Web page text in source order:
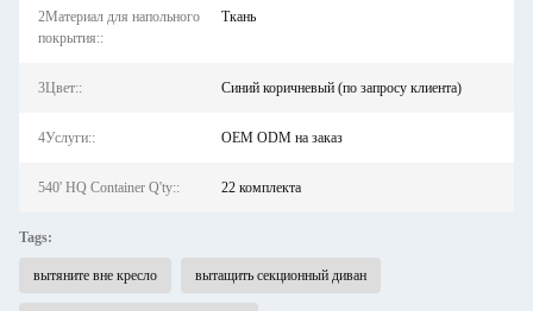
2Материал для напольного
покрытия::
Ткань
3Цвет:: Синий коричневый (по запросу клиента)
4Услуги:: OEM ODM на заказ
540' HQ Container Q'ty:: 22 комплекта
Tags:
вытяните вне кресло вытащить секционный диван